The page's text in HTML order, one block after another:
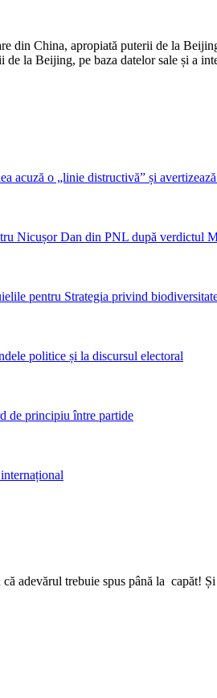
din China, apropiată puterii de la
de la Beijing, pe baza datelor sale și a
acuză o „linie distructivă” și
Nicușor Dan din PNL după verdictul
pentru Strategia privind
politice și la discursul electoral
de principiu între partide
adevărul trebuie spus până la capăt!